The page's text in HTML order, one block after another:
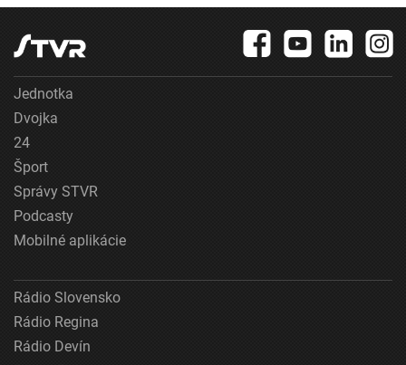
Jednotka
Dvojka
24
Šport
Správy STVR
Podcasty
Mobilné aplikácie
Rádio Slovensko
Rádio Regina
Rádio Devín